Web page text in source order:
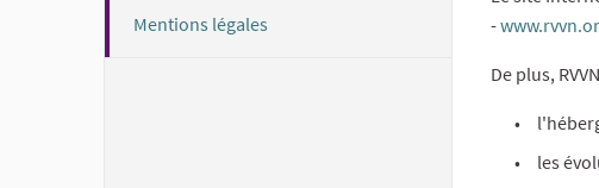
Mentions légales
-
De plus,
les